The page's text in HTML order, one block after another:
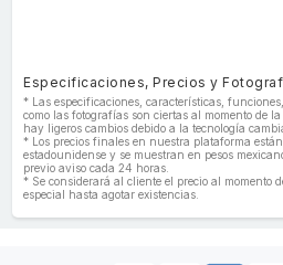
Especificaciones, Precios y
* Las especificaciones, características,
como las fotografías son ciertas al momento de
hay ligeros cambios debido a la tecnología
* Los precios finales en nuestra plataforma
estadounidense y se muestran en pesos
previo aviso cada 24 horas.
* Se considerará al cliente el precio al momento
especial hasta agotar existencias.